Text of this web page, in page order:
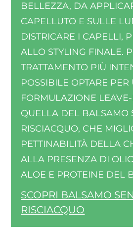
BELLEZZA, DA
CAPELLUTO E SULLE
DISTRICARE I CAPELLI,
ALLO STYLING FINALE.
TRATTAMENTO PIÙ
POSSIBILE OPTARE PER
FORMULAZIONE
QUELLA DEL BALSAMO
RISCIACQUO, CHE
PETTINABILITÀ DELLA
ALLA PRESENZA DI
ALOE E PROTEINE DEL
SCOPRI BALSAMO
RISCIACQUO